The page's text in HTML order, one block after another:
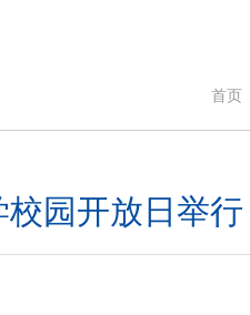
首页
园开放日举行